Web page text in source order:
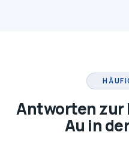
Antworten zur
Au in